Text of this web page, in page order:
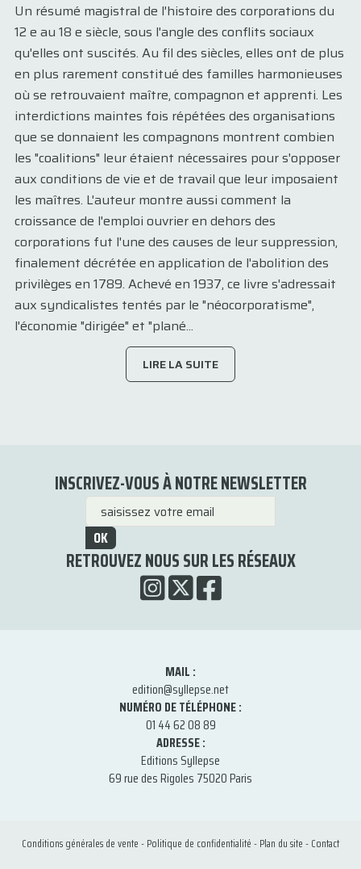
Un résumé magistral de l'histoire des corporations du
12 e au 18 e siècle, sous l'angle des conflits sociaux
qu'elles ont suscités. Au fil des siècles, elles ont de plus
en plus rarement constitué des familles harmonieuses
où se retrouvaient maître, compagnon et apprenti. Les
interdictions maintes fois répétées des organisations
que se donnaient les compagnons montrent combien
les "coalitions" leur étaient nécessaires pour s'opposer
aux conditions de vie et de travail que leur imposaient
les maîtres. L'auteur montre aussi comment la
croissance de l'emploi ouvrier en dehors des
corporations fut l'une des causes de leur suppression,
finalement décrétée en application de l'abolition des
privilèges en 1789. Achevé en 1937, ce livre s'adressait
aux syndicalistes tentés par le "néocorporatisme",
l'économie "dirigée" et "plané...
LIRE LA SUITE
INSCRIVEZ-VOUS À NOTRE NEWSLETTER
OK
RETROUVEZ NOUS SUR LES RÉSEAUX
MAIL :
edition@syllepse.net
NUMÉRO DE TÉLÉPHONE :
01 44 62 08 89
ADRESSE :
Editions Syllepse
69 rue des Rigoles 75020 Paris
Conditions générales de vente-Politique de confidentialité-Plan du site-Contact